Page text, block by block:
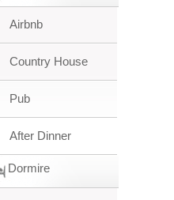
Airbnb
Country House
Pub
After Dinner
Dormire